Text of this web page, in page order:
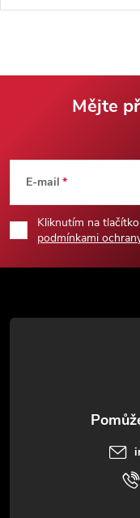
centimetrů. Dodává se s
p
a
Mějte
E-mail
Kliknutím na tlačítko
podmínkami